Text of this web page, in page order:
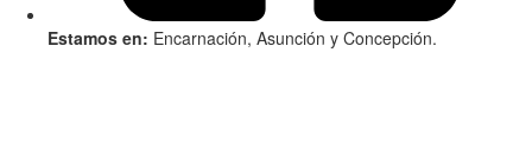
Estamos en: Encarnación, Asunción y Concepción.